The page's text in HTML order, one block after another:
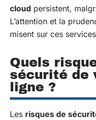
cloud persistent,
L’attention et la
misent sur ces
Quels
sécurité de
ligne ?
Les risques de